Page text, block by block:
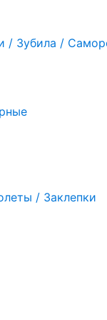
/ Зубила /
/ Заклепки